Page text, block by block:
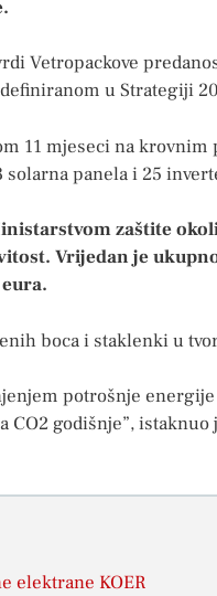
Vetropackove
u Strategiji
11 mjeseci na krovnim
panela i 25
zaštite
Vrijedan je
boca i staklenki u
potrošnje
godišnje”,
elektrane KOER